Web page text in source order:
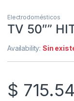
Electrodomésticos
TV 50″”
Availability:Sin
$